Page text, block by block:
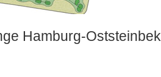
Hamburg-Oststeinbek